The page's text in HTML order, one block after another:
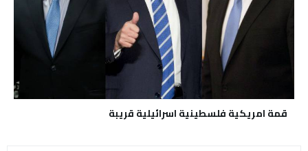
قمة امريكية فلسطينية اسرائيلية قريبة